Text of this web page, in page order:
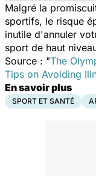
Malgré la
sportifs, le risque
inutile d'annuler
sport de haut
Source : "The
Tips on Avoiding
En savoir plus
SPORT ET SANTÉ